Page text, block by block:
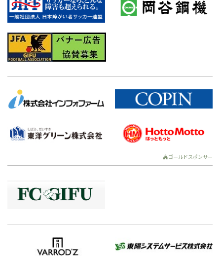
ゴールドスポンサー